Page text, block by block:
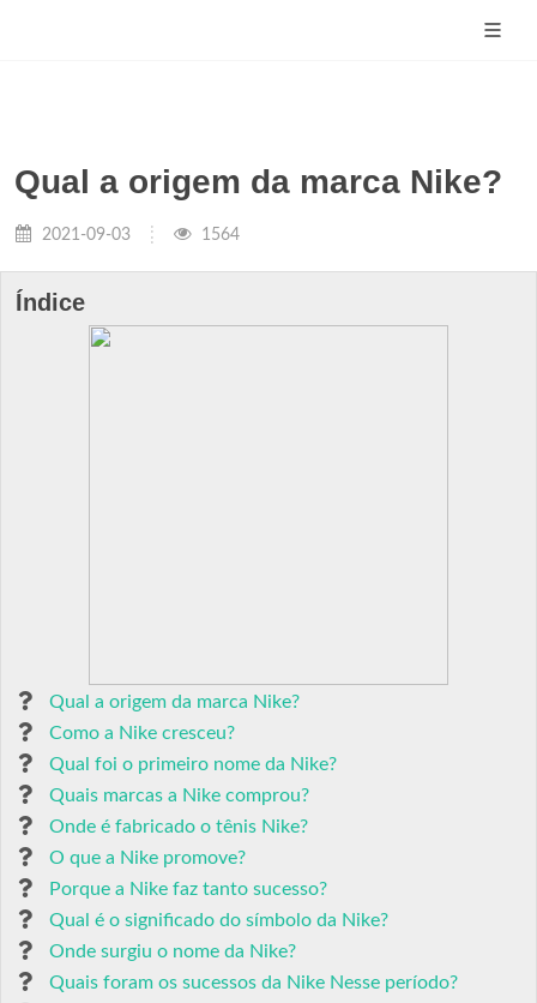
Qual a origem da marca Nike?
2021-09-03 1564
Índice
Qual a origem da marca Nike?
Como a Nike cresceu?
Qual foi o primeiro nome da Nike?
Quais marcas a Nike comprou?
Onde é fabricado o tênis Nike?
O que a Nike promove?
Porque a Nike faz tanto sucesso?
Qual é o significado do símbolo da Nike?
Onde surgiu o nome da Nike?
Quais foram os sucessos da Nike Nesse período?